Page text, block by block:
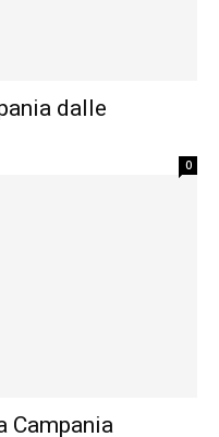
dalle
0
Campania